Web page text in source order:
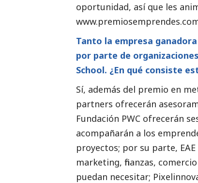
oportunidad, así que les
Tanto la empresa
por parte de
School. ¿En qué consiste
Sí, además del premio en
partners ofrecerán
Fundación PWC ofrecerán
acompañarán a los
proyectos; por su parte,
marketing, finanzas,
puedan necesitar;